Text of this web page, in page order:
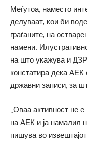
Меѓутоа, наместо
делуваат, кои би
граѓаните, на
намени.
на што укажува и ДЗР
констатира дека АЕК
државни записи, за
„Оваа активност не
на АЕК и ја намалил
пишува во